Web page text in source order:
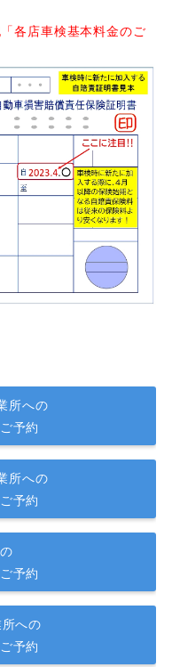
各店車検基本料金のご
所への
予約
所への
予約
予約
への
予約